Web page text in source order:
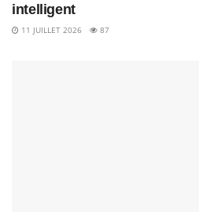
intelligent
11 JUILLET 2026 87